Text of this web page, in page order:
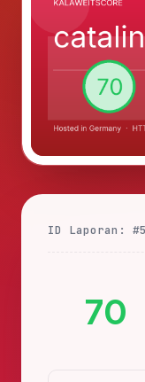
ID Laporan:
70